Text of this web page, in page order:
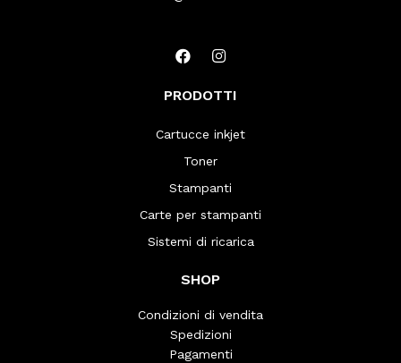
PRODOTTI
Cartucce inkjet
Toner
Stampanti
Carte per stampanti
Sistemi di ricarica
SHOP
Condizioni di vendita
Spedizioni
Pagamenti